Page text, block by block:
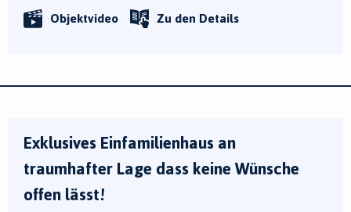
Objektvideo Zu den Details
Exklusives Einfamilienhaus an
traumhafter Lage dass keine Wünsche
offen lässt!